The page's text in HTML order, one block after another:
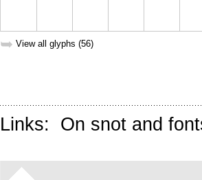
➥ View all glyphs (56)
Links: On snot and